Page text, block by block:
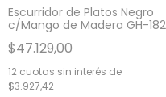
Escurridor de Platos Negro
c/Mango de Madera GH-182
$47.129,00
12 cuotas sin interés de
$3.927,42